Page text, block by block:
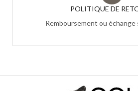
POLITIQUE DE
Remboursement ou échange